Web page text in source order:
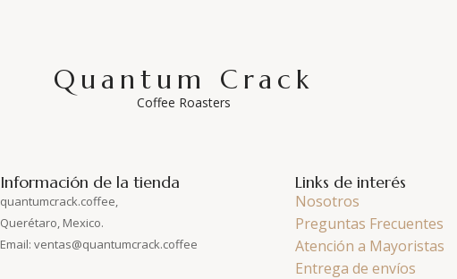
Quantum Crack
Coffee Roasters
Información de la tienda
quantumcrack.coffee,
Querétaro, Mexico.
Email: ventas@quantumcrack.coffee
Links de interés
Nosotros
Preguntas Frecuentes
Atención a Mayoristas
Entrega de envíos